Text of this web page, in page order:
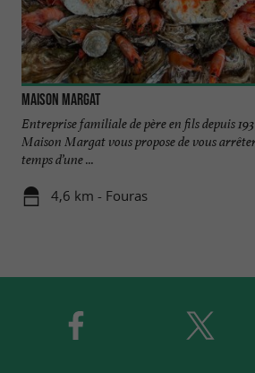
Maison Margat
Entreprise familiale de père en fils depuis
Maison Margat vous propose de vous
temps d’une ...
4,6 km - Fouras